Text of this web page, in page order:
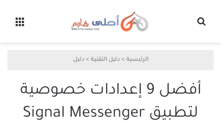
الرئيسية > دليل التقنية > دليل
أفضل 9 إعدادات خصوصية
لتطبيق Signal Messenger